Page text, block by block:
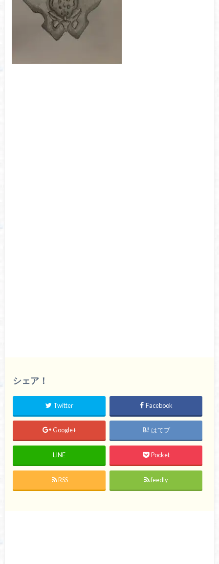
シェア！
Twitter Facebook
Google+ はてブ
LINE Pocket
RSS feedly